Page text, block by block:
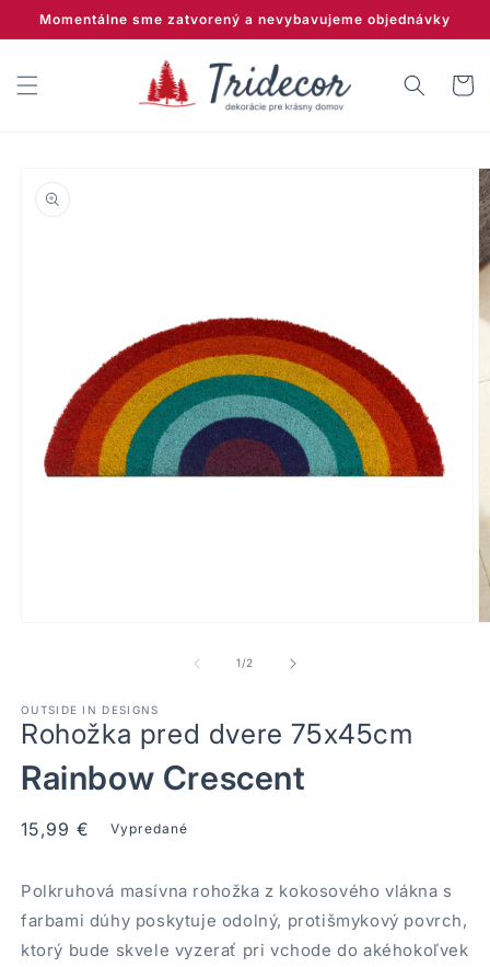
na
obsah
Momentálne sme zatvorený a nevybavujeme objednávky
Košík
o produkte
okne
1/z2
OUTSIDE IN DESIGNS
Rohožka pred dvere 75x45cm
Rainbow Crescent
Normálna
15,99 € Vypredané
Polkruhová masívna rohožka z kokosového vlákna s
farbami dúhy poskytuje odolný, protišmykový povrch,
ktorý bude skvele vyzerať pri vchode do akéhokoľvek